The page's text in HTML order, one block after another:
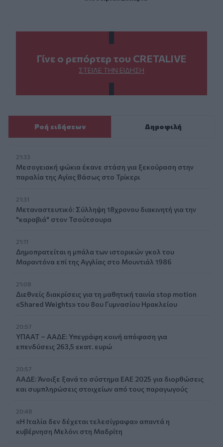
Γίνε ο ρεπόρτερ του CRETALIVE
ΣΤΕΊΛΕ ΤΗΝ ΕΊΔΗΣΗ
Ροή ειδήσεων Δημοφιλή
21:33
Μεσογειακή φώκια έκανε στάση για ξεκούραση στην
παραλία της Αγίας Βάσως στο Τρίκερι
21:31
Μεταναστευτικό: Σύλληψη 18χρονου διακινητή για την
"καραβιά" στον Τσούτσουρα
21:11
Δημοπρατείται η μπάλα των ιστορικών γκολ του
Μαραντόνα επί της Αγγλίας στο Μουντιάλ 1986
21:08
Διεθνείς διακρίσεις για τη μαθητική ταινία stop motion
«Shared Weights» του 8ου Γυμνασίου Ηρακλείου
20:57
ΥΠΑΑΤ – ΑΑΔΕ: Υπεγράφη κοινή απόφαση για
επενδύσεις 263,5 εκατ. ευρώ
20:57
ΑΑΔΕ: Άνοιξε ξανά το σύστημα ΕΑΕ 2025 για διορθώσεις
και συμπληρώσεις στοιχείων από τους παραγωγούς
20:48
«Η Ιταλία δεν δέχεται τελεσίγραφα» απαντά η
κυβέρνηση Μελόνι στη Μαδρίτη